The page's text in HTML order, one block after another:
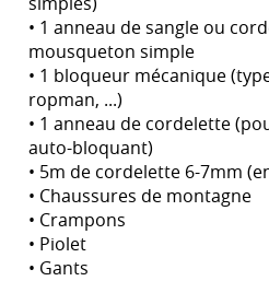
• 1 anneau de sangle ou
mousqueton simple
• 1 bloqueur mécanique
ropman, ...)
• 1 anneau de cordelette
auto-bloquant)
• 5m de cordelette 6-7mm
• Chaussures de montagne
• Crampons
• Piolet
• Gants